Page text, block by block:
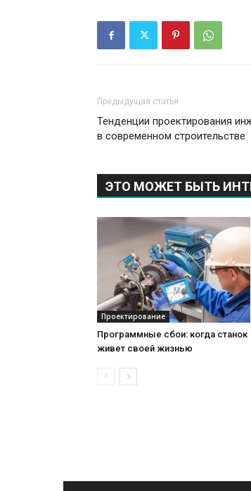
Предыдущая статья
Тенденции проектирования
в современном строительстве
ЭТО МОЖЕТ БЫТЬ
Проектирование
Программные сбои: когда станок
живет своей жизнью